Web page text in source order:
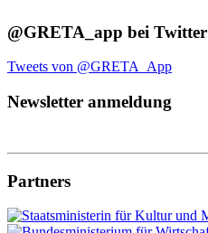
@GRETA_app bei Twitter
Tweets von @GRETA_App
Newsletter anmeldung
Partners